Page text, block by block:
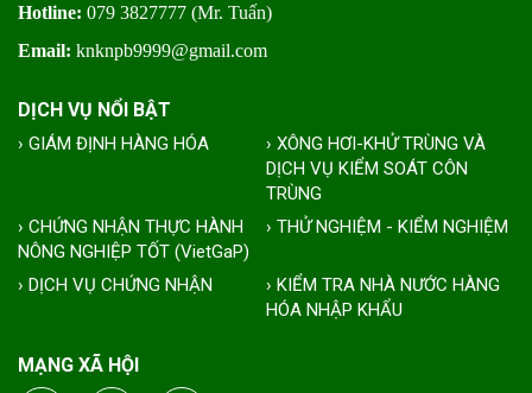
Hotline: 079 3827777 (Mr. Tuấn)
Email: knknpb9999@gmail.com
DỊCH VỤ NỔI BẬT
› DỊCH VỤ CHỨNG NHẬN
› KIỂM TRA NHÀ NƯỚC HÀNG
HÓA NHẬP KHẨU
› CHỨNG NHẬN THỰC HÀNH
NÔNG NGHIỆP TỐT (VietGaP)
› THỬ NGHIỆM - KIỂM NGHIỆM
› GIÁM ĐỊNH HÀNG HÓA
› XÔNG HƠI-KHỬ TRÙNG VÀ
DỊCH VỤ KIỂM SOÁT CÔN
TRÙNG
MẠNG XÃ HỘI